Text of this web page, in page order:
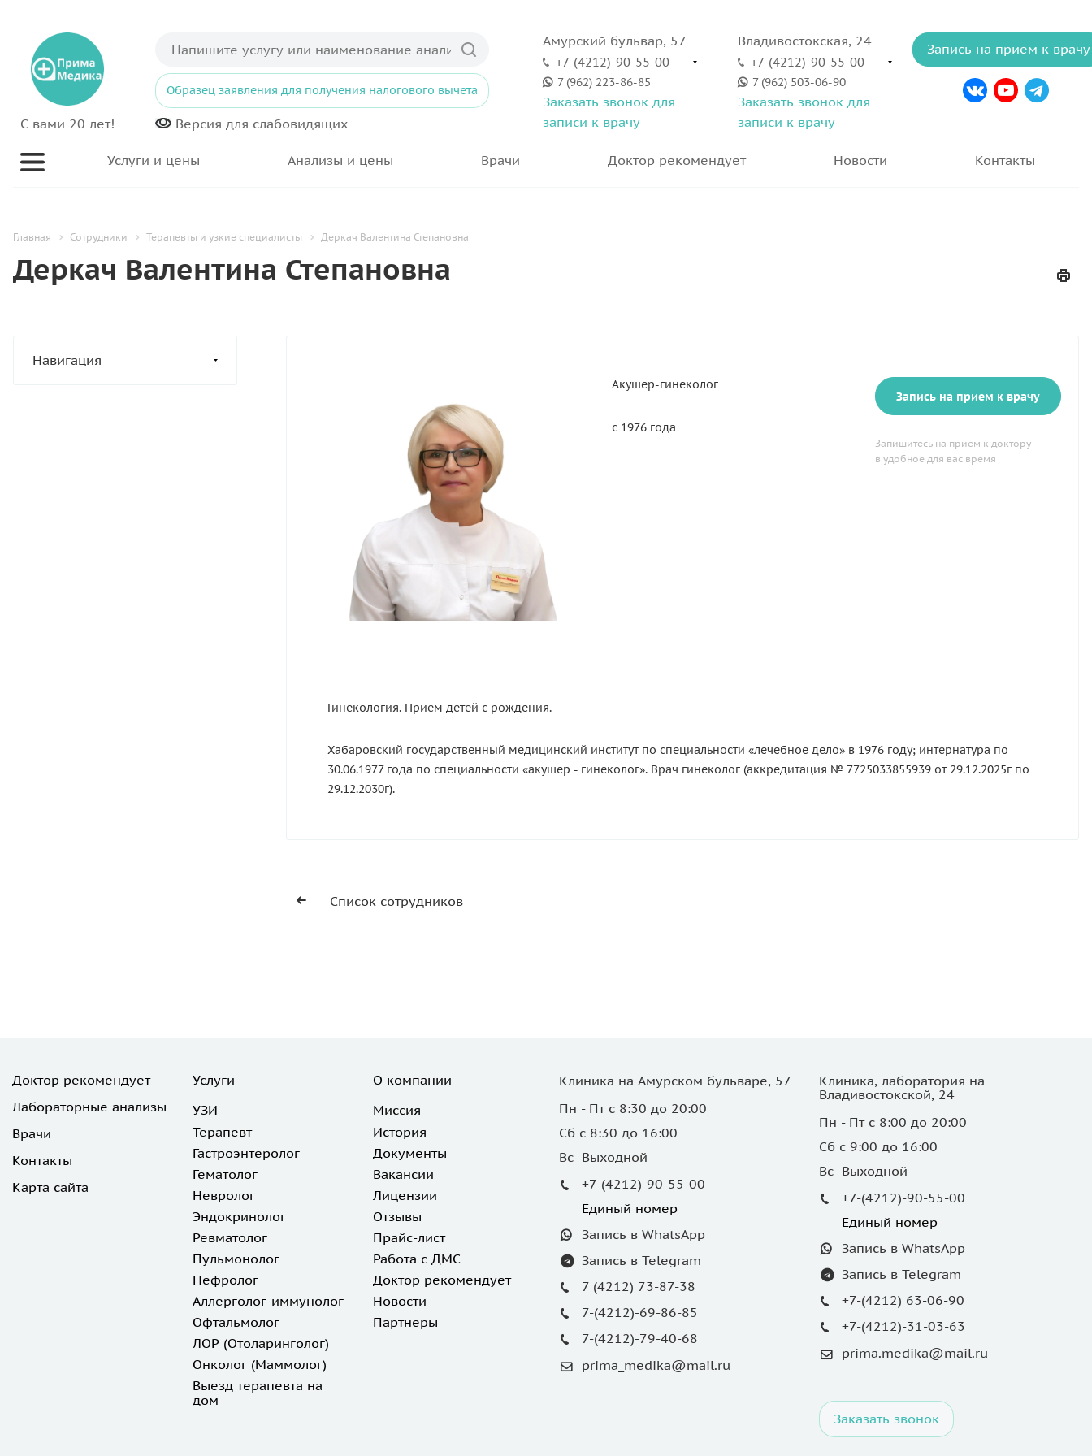
С вами 20 лет!
Образец заявления для получения налогового вычета
Версия для слабовидящих
Запись на прием к врачу
Амурский бульвар, 57
+7-(4212)-90-55-00
7 (962) 223-86-85
Заказать звонок для
записи к врачу
Владивостокская, 24
+7-(4212)-90-55-00
7 (962) 503-06-90
Заказать звонок для
записи к врачу
Услуги и цены Анализы и цены Врачи Доктор рекомендует Новости Контакты
Главная Сотрудники Терапевты и узкие специалисты Деркач Валентина Степановна
Деркач Валентина Степановна
Навигация
Запись на прием к врачу
Запишитесь на прием к доктору
в удобное для вас время
Акушер-гинеколог
с 1976 года
Гинекология. Прием детей с рождения.
Хабаровский государственный медицинский институт по специальности «лечебное дело» в 1976 году; интернатура по
30.06.1977 года по специальности «акушер - гинеколог». Врач гинеколог (аккредитация № 7725033855939 от 29.12.2025г по
29.12.2030г).
Список сотрудников
Доктор рекомендует
Лабораторные анализы
Врачи
Контакты
Карта сайта
Услуги
УЗИ
Терапевт
Гастроэнтеролог
Гематолог
Невролог
Эндокринолог
Ревматолог
Пульмонолог
Нефролог
Аллерголог-иммунолог
Офтальмолог
ЛОР (Отоларинголог)
Онколог (Маммолог)
Выезд терапевта на
дом
О компании
Миссия
История
Документы
Вакансии
Лицензии
Отзывы
Прайс-лист
Работа с ДМС
Доктор рекомендует
Новости
Партнеры
Клиника на Амурском бульваре, 57
Пн - Пт с 8:30 до 20:00
Сб с 8:30 до 16:00
Вс Выходной
+7-(4212)-90-55-00
Единый номер
Запись в WhatsApp
Запись в Telegram
7 (4212) 73-87-38
7-(4212)-69-86-85
7-(4212)-79-40-68
prima_medika@mail.ru
Клиника, лаборатория на
Владивостокской, 24
Пн - Пт с 8:00 до 20:00
Сб с 9:00 до 16:00
Вс Выходной
+7-(4212)-90-55-00
Единый номер
Запись в WhatsApp
Запись в Telegram
+7-(4212) 63-06-90
+7-(4212)-31-03-63
prima.medika@mail.ru
Заказать звонок